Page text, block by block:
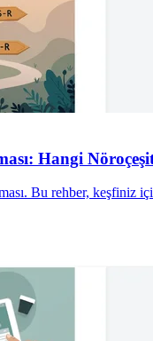
Hangi
Bu rehber, keşfiniz